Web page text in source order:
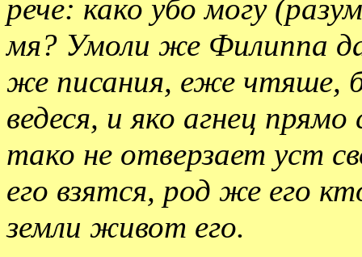
рече: како убо могу
мя? Умоли же Филиппа
же писания, еже чтяше,
ведеся, и яко агнец
тако не отверзает уст
его взятся, род же его
земли живот его.